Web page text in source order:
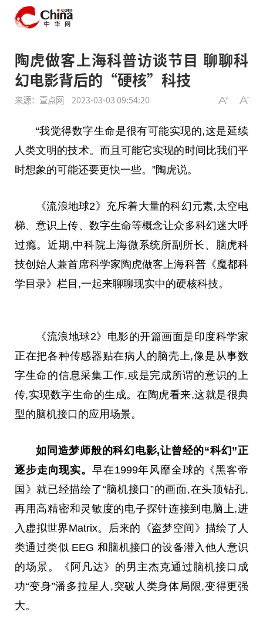
陶虎做客上海科普访谈节目 聊聊科
幻电影背后的“硬核”科技
来源：壹点网 2023-03-03 09:54:20
“我觉得数字生命是很有可能实现的,这是延续
人类文明的技术。而且可能它实现的时间比我们平
时想象的可能还要更快一些。”陶虎说。
《流浪地球2》充斥着大量的科幻元素,太空电
梯、意识上传、数字生命等概念让众多科幻迷大呼
过瘾。近期,中科院上海微系统所副 所长 、脑虎科
技创始人兼首席科学家陶虎做客上海科普《魔都科
学目录》栏目,一起来聊聊现实中的硬核科技。
《流浪地球2》电影的开篇画面是印度科学家
正在把各种传感器贴在病人的脑壳上,像是从事数
字生命的信息采集工作,或是完成所谓的意识的上
传,实现数字生命的生成。在陶虎看来,这就是很典
型的脑机接口的应用场景。
如同造梦师般的科幻电影,让曾经的“科幻”正
逐步走向现实。 早在1999年风靡全球的《黑客帝
国》就已经描绘了“脑机接口”的画面,在头顶钻孔,
再用高精密和灵敏度的电子探针连接到电脑上,进
入虚拟世界Matrix。后来的《盗梦空间》描绘了人
类通过类似 EEG 和脑机接口的设备潜入他人意识
的场景。《阿凡达》的男主杰克通过脑机接口成
功“变身”潘多拉星人,突破人类身体局限,变得更强
大。